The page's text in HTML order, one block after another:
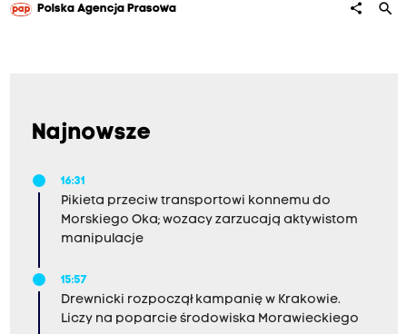
Polska Agencja Prasowa share search
Najnowsze
16:31
Pikieta przeciw transportowi konnemu do
Morskiego Oka; wozacy zarzucają aktywistom
manipulacje
15:57
Drewnicki rozpoczął kampanię w Krakowie.
Liczy na poparcie środowiska Morawieckiego